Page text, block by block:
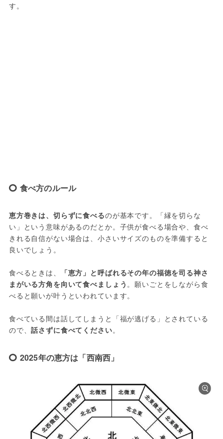
す。
食べ方のルール
恵方巻きは、切らずに食べるのが基本です。「縁を切らな
い」という意味があるのだとか。子供が食べる場合や、食べ
きれる自信がない場合は、小さいサイズのものを準備すると
良いでしょう。
食べるときは、
「恵方」と呼ばれるその年の福徳を司る神さ
まがいる方角を向いて食べましょう 。願いごとをしながら食
べると願いが叶うといわれています。
食べている間は話してしまうと「福が逃げる」とされている
ので、話さずに食べてください。
2025年の恵方は「西南西」